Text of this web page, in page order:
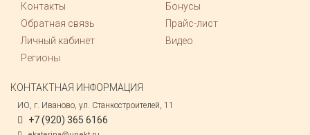
Контакты
Бонусы
Обратная связь
Прайс-лист
Личный кабинет
Видео
Регионы
КОНТАКТНАЯ ИНФОРМАЦИЯ
ИО, г. Иваново, ул. Станкостроителей, 11
+7 (920) 365 6166